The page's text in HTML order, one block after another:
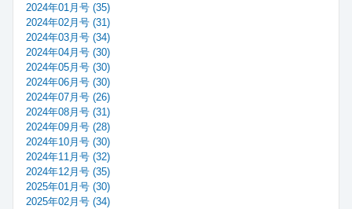
2024年01月号 (35)
2024年02月号 (31)
2024年03月号 (34)
2024年04月号 (30)
2024年05月号 (30)
2024年06月号 (30)
2024年07月号 (26)
2024年08月号 (31)
2024年09月号 (28)
2024年10月号 (30)
2024年11月号 (32)
2024年12月号 (35)
2025年01月号 (30)
2025年02月号 (34)